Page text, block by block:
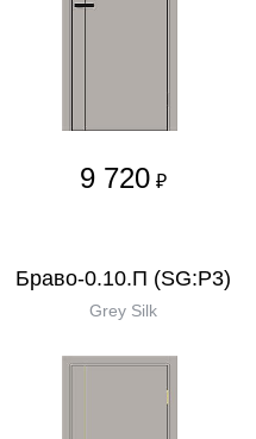
9 720 ₽
Браво-0.10.П (SG:P3)
Grey Silk